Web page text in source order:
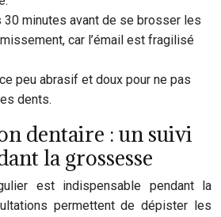
30 minutes avant de se brosser les
car l’émail est fragilisé
peu abrasif et doux pour ne pas
dents.
dentaire : un suivi
la grossesse
est indispensable pendant la
permettent de dépister les